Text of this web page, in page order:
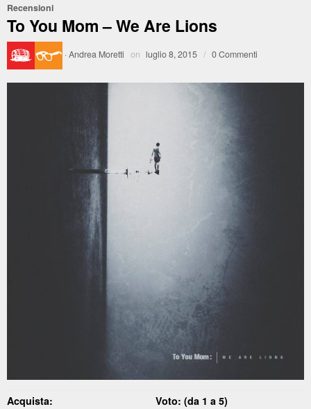
Recensioni
To You Mom – We Are Lions
·Andrea Moretti on luglio 8, 2015 / 0 Commenti
Acquista: Voto: (da 1 a 5)